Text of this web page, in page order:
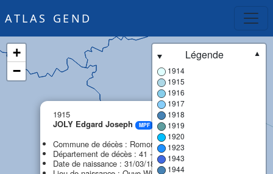
ATLAS GEND
1915
JOLY Edgard Joseph
MPF
Commune de décès : Romorantin-Lanthenay
Département de décès : 41 - Loir-et-Cher
Date de naissance : 31/03/1880
+
−
Légende
▼
1914
1915
1916
1917
1918
1919
1920
1923
1943
1944